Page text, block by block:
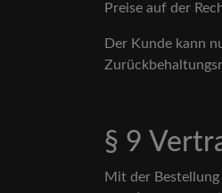
Preise auf der
Der Kunde kann
§ 9
Mit der